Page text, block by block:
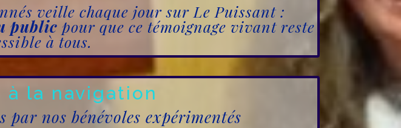
veille chaque jour sur Le Puissant :
public pour que ce témoignage vivant reste
à tous.
la navigation
par nos bénévoles expérimentés